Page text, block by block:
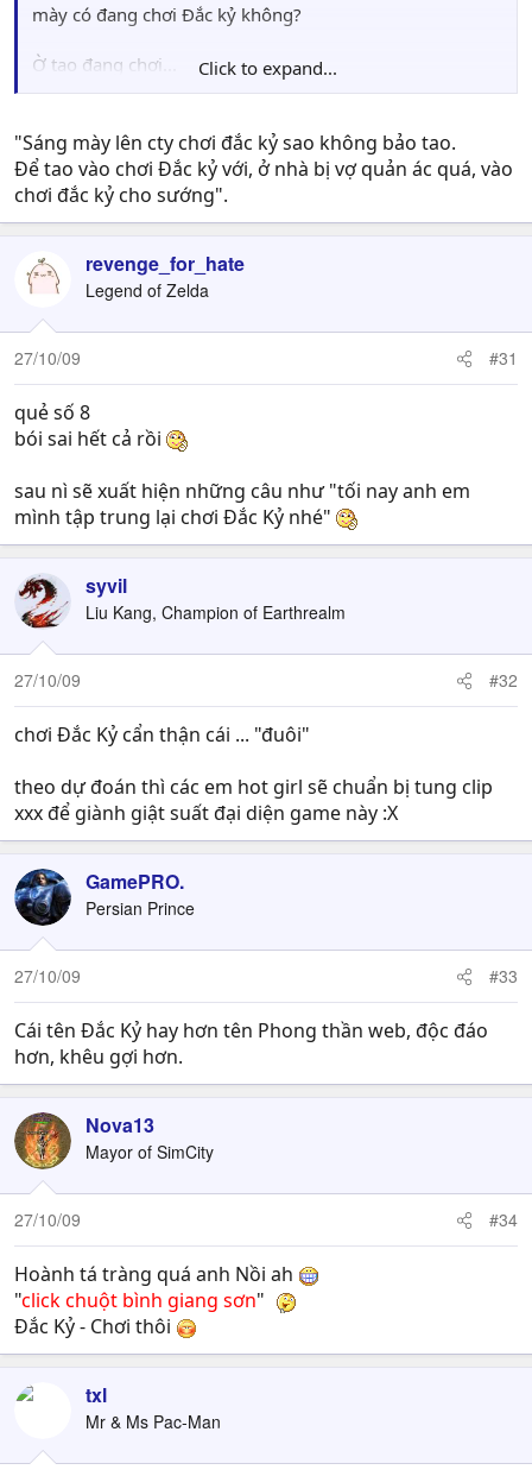
mày có đang chơi Đắc kỷ không?
Ờ tao đang chơi...
rảnh để chơi...
Click to expand...
"Sáng mày lên cty chơi đắc kỷ sao không bảo tao.
Để tao vào chơi Đắc kỷ với, ở nhà bị vợ quản ác quá, vào
chơi đắc kỷ cho sướng".
revenge_for_hate
Legend of Zelda
27/10/09 #31
quẻ số 8
bói sai hết cả rồi
sau nì sẽ xuất hiện những câu như "tối nay anh em
mình tập trung lại chơi Đắc Kỷ nhé"
syvil
Liu Kang, Champion of Earthrealm
27/10/09 #32
chơi Đắc Kỷ cẩn thận cái ... "đuôi"
theo dự đoán thì các em hot girl sẽ chuẩn bị tung clip
xxx để giành giật suất đại diện game này :X
GamePRO.
Persian Prince
27/10/09 #33
Cái tên Đắc Kỷ hay hơn tên Phong thần web, độc đáo
hơn, khêu gợi hơn.
Nova13
Mayor of SimCity
27/10/09 #34
Hoành tá tràng quá anh Nồi ah
"click chuột bình giang sơn"
Đắc Kỷ - Chơi thôi
txl
Mr & Ms Pac-Man